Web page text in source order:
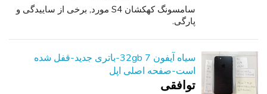
سامسونگ کهکشان S4 مورد, برخی از ساییدگی و
پارگی.
سیاه آیفون 7 32gb-باتری جدید-قفل شده
است-صفحه اصلی اپل
توافقی